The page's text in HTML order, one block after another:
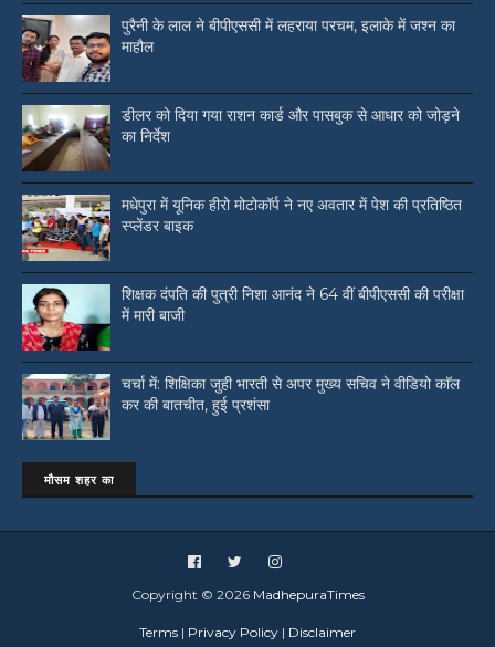
पुरैनी के लाल ने बीपीएससी में लहराया परचम, इलाके में जश्न का
माहौल
डीलर को दिया गया राशन कार्ड और पासबुक से आधार को जोड़ने
का निर्देश
मधेपुरा में यूनिक हीरो मोटोकॉर्प ने नए अवतार में पेश की प्रतिष्ठित
स्प्लेंडर बाइक
शिक्षक दंपति की पुत्री निशा आनंद ने 64 वीं बीपीएससी की परीक्षा
में मारी बाजी
चर्चा में: शिक्षिका जुही भारती से अपर मुख्य सचिव ने वीडियो काॅल
कर की बातचीत, हुई प्रशंसा
मौसम शहर का
Copyright © 2026 MadhepuraTimes
Terms | Privacy Policy | Disclaimer